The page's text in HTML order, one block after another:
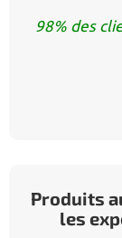
98% des
Produits
les